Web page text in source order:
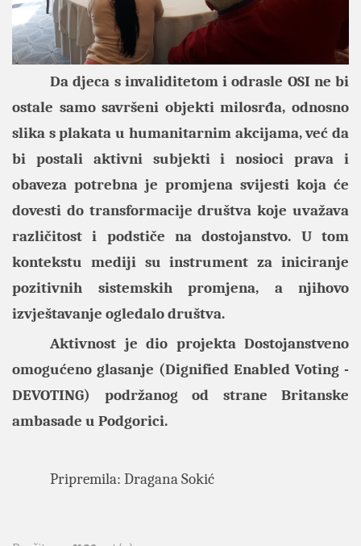
Da djeca s invaliditetom i odrasle OSI ne bi
ostale samo savršeni objekti milosrđa, odnosno
slika s plakata u humanitarnim akcijama, već da
bi postali aktivni subjekti i nosioci prava i
obaveza potrebna je promjena svijesti koja će
dovesti do transformacije društva koje uvažava
različitost i podstiče na dostojanstvo. U tom
kontekstu mediji su instrument za iniciranje
pozitivnih sistemskih promjena, a njihovo
izvještavanje ogledalo društva.
Aktivnost je dio projekta Dostojanstveno
omogućeno glasanje (Dignified Enabled Voting -
DEVOTING) podržanog od strane Britanske
ambasade u Podgorici.
Pripremila: Dragana Sokić